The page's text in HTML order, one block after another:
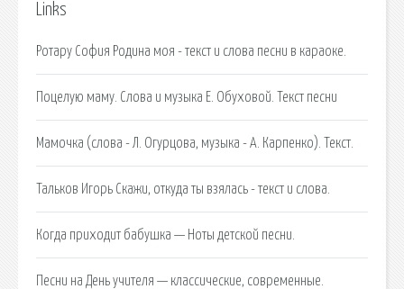
Links
Ротару София Родина моя - текст и слова песни в караоке.
Поцелую маму. Слова и музыка Е. Обуховой. Текст песни
Мамочка (слова - Л. Огурцова, музыка - А. Карпенко). Текст.
Тальков Игорь Скажи, откуда ты взялась - текст и слова.
Когда приходит бабушка — Ноты детской песни.
Песни на День учителя — классические, современные.